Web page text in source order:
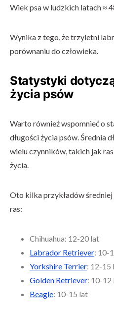
Wiek psa w ludzkich latach ≈
Wynika z tego, że trzyletni
porównaniu do człowieka.
Statystyki
życia psów
Warto również wspomnieć o
długości życia psów. Średnia
wielu czynników, takich jak
życia.
Oto kilka przykładów średniej
ras:
Chihuahua: 12-20 lat
Labrador Retriever: 10-
Yorkshire Terrier: 12-15
Golden Retriever: 10-12
Beagle: 10-15 lat